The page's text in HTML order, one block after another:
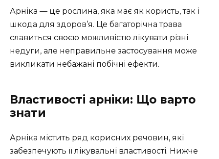
Арніка — це рослина, яка має як користь, так і
шкода для здоров’я. Це багаторічна трава
славиться своєю можливістю лікувати різні
недуги, але неправильне застосування може
викликати небажані побічні ефекти.
Властивості арніки: Що варто
знати
Арніка містить ряд корисних речовин, які
забезпечують її лікувальні властивості. Нижче